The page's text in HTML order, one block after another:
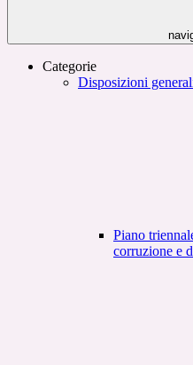
Categorie
Disposizioni
Piano
corruzione e